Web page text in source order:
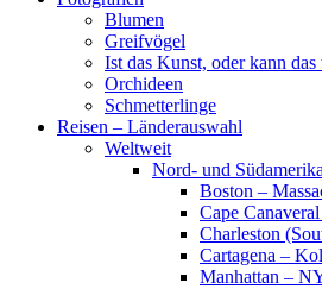
Blumen
Greifvögel
Ist das Kunst, oder kann das
Orchideen
Schmetterlinge
Reisen – Länderauswahl
Weltweit
Nord- und Südamerika
Boston –
Cape
Charleston
Cartagena –
Manhattan –